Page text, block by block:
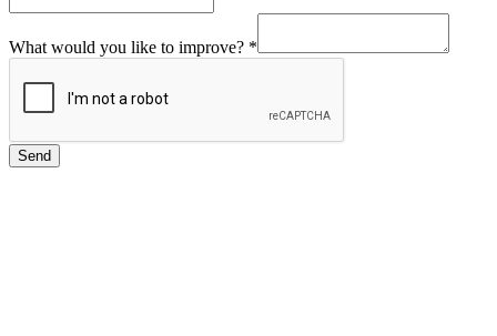
What would you like to improve? *
Send